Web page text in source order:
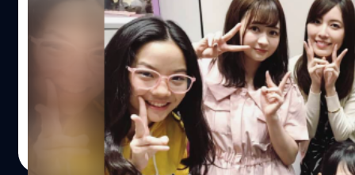
แคปเฌอ & SKE48 เซอร์ไพรส์ตู้ปลา
ช่วงหลังมานี้ไลฟ์ตู้ปลา (BNK48 DIGITAL LIVE STUDIO)
วันเกิดเหตุ 5 ธันวาคม 2561 ซึ่งมีประกาศออกไปตามปกติว่า
จ๋า ณปภัช วรพฤทธานนท์, ซัทจัง สวิชญา ขจรรุ่งศิลป์, ปัญ
ในช่วงแรก เปิดช่วง 2 มา เฌอ เฌอปราง อารีย์กุล ก็นั่งมาเ
อยู่ๆ ก็ไม่เฉลยซะงั้น แล้วก็มีรุ่นพี่ SKE48 โผล่มาซ้อนเซอร์ไ
แล้วไปไม่เป็นเสียอาการน้ำตาร่วงด้วยความดีใจ จ๋าเองได้นั่
Meechok Dechpokasup| 2800 days ago